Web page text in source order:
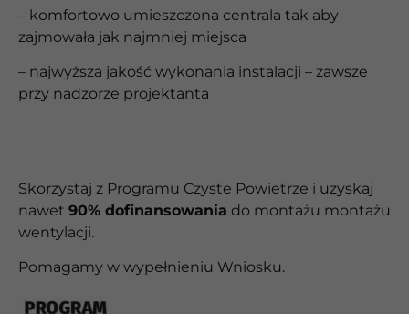
– komfortowo umieszczona centrala tak aby
zajmowała jak najmniej miejsca
– najwyższa jakość wykonania instalacji – zawsze
przy nadzorze projektanta
Skorzystaj z Programu Czyste Powietrze i uzyskaj
nawet 90% dofinansowania do montażu montażu
wentylacji.
Pomagamy w wypełnieniu Wniosku.